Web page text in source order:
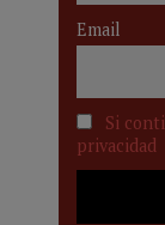
Email
Si
privacidad